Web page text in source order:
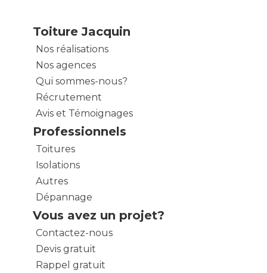
Toiture Jacquin
Nos réalisations
Nos agences
Qui sommes-nous?
Récrutement
Avis et Témoignages
Professionnels
Toitures
Isolations
Autres
Dépannage
Vous avez un projet?
Contactez-nous
Devis gratuit
Rappel gratuit